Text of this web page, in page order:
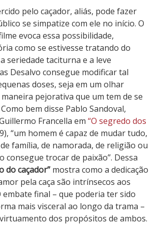
pelo caçador, aliás, pode fazer
se simpatize com ele no início. O
evoca essa possibilidade,
como se estivesse tratando do
seriedade taciturna e a leve
Desalvo consegue modificar tal
doses, seja em um olhar
pejorativa que um tem de se
bem disse Pablo Sandoval,
Francella em “O segredo dos
“um homem é capaz de mudar tudo,
família, de namorada, de religião ou
consegue trocar de paixão”. Dessa
do caçador” mostra como a dedicação
pela caça são intrínsecos aos
final – que poderia ter sido
mais visceral ao longo da trama –
dos propósitos de ambos.